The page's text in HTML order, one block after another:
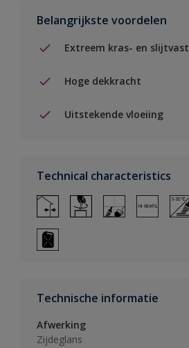
Belangrijkste voordelen
Extreem kras- en slijtvast
Hoge dekkracht
Uitstekende vloeiing
Technical characteristics
Technische informatie
Afwerking
Zijdeglans